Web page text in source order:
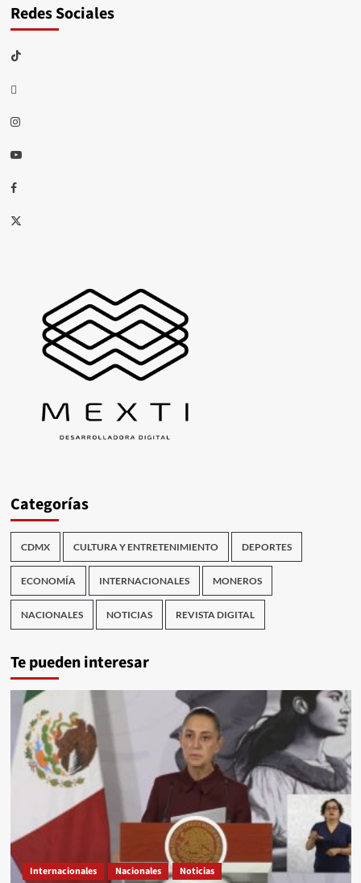
Redes Sociales
TikTok
threads
Instagram
Youtube
Facebook
X
Categorías
CDMX CULTURA Y ENTRETENIMIENTO DEPORTES
ECONOMÍA INTERNACIONALES MONEROS
NACIONALES NOTICIAS REVISTA DIGITAL
Te pueden interesar
Internacionales Nacionales Noticias